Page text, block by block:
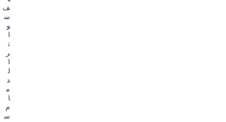
ف
س
و
ا
ت
ر
ا
ل
د
م
ا
م
س